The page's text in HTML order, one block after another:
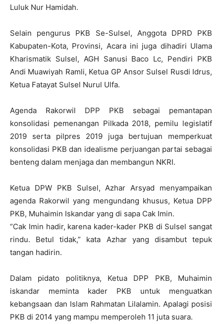
Luluk Nur Hamidah.
Selain pengurus PKB Se-Sulsel, Anggota DPRD PKB
Kabupaten-Kota, Provinsi, Acara ini juga dihadiri Ulama
Kharismatik Sulsel, AGH Sanusi Baco Lc, Pendiri PKB
Andi Muawiyah Ramli, Ketua GP Ansor Sulsel Rusdi Idrus,
Ketua Fatayat Sulsel Nurul Ulfa.
Agenda Rakorwil DPP PKB sebagai pemantapan
konsolidasi pemenangan Pilkada 2018, pemilu legislatif
2019 serta pilpres 2019 juga bertujuan memperkuat
konsolidasi PKB dan idealisme perjuangan partai sebagai
benteng dalam menjaga dan membangun NKRI.
Ketua DPW PKB Sulsel, Azhar Arsyad menyampaikan
agenda Rakorwil yang mengundang khusus, Ketua DPP
PKB, Muhaimin Iskandar yang di sapa Cak Imin.
“Cak Imin hadir, karena kader-kader PKB di Sulsel sangat
rindu. Betul tidak,” kata Azhar yang disambut tepuk
tangan hadirin.
Dalam pidato politiknya, Ketua DPP PKB, Muhaimin
iskandar meminta kader PKB untuk menguatkan
kebangsaan dan Islam Rahmatan Lilalamin. Apalagi posisi
PKB di 2014 yang mampu memperoleh 11 juta suara.